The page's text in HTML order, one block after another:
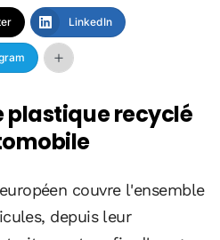
LinkedIn
plastique recyclé
couvre l'ensemble
depuis leur